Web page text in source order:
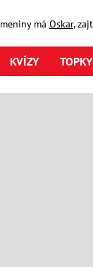
meniny má Oskar,
KVÍZY